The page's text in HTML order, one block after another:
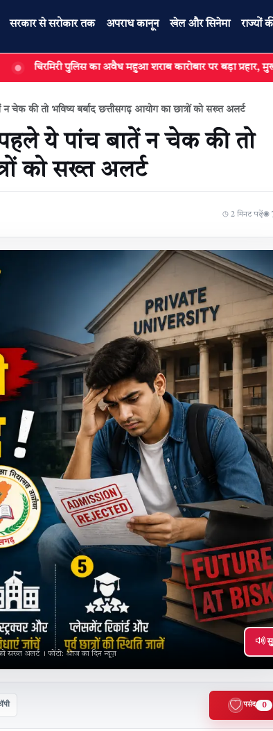
सरकार से सरोकार तक अपराध कानून खेल और सिनेमा राज्यों
पुलिस का अवैध महुआ शराब कारोबार पर बड़ा प्रहार, मुख्य सप्लायर समेत 4
न चेक की तो भविष्य बर्बाद छत्तीसगढ़ आयोग का छात्रों को सख्त अलर्ट
ये पांच बातें न चेक की तो
को सख्त अलर्ट
◷ 2 मिनट पढ़ें◉
को सख्त अलर्ट । फोटो: आज का दिन न्यूज़
पसंद 0